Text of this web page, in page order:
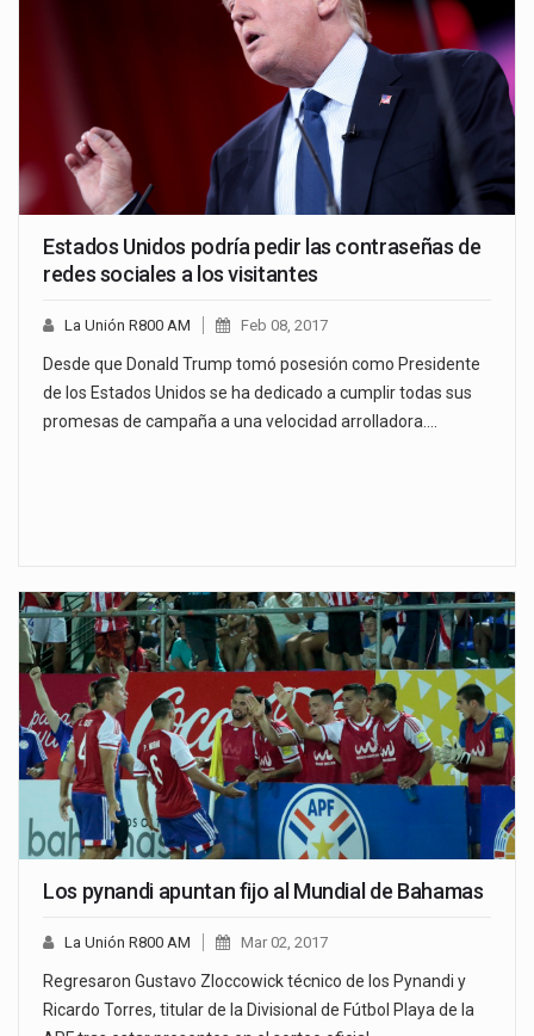
Estados Unidos podría pedir las contraseñas de
redes sociales a los visitantes
La Unión R800 AM Feb 08, 2017
Desde que Donald Trump tomó posesión como Presidente
de los Estados Unidos se ha dedicado a cumplir todas sus
promesas de campaña a una velocidad arrolladora.…
Los pynandi apuntan fijo al Mundial de Bahamas
La Unión R800 AM Mar 02, 2017
Regresaron Gustavo Zloccowick técnico de los Pynandi y
Ricardo Torres, titular de la Divisional de Fútbol Playa de la